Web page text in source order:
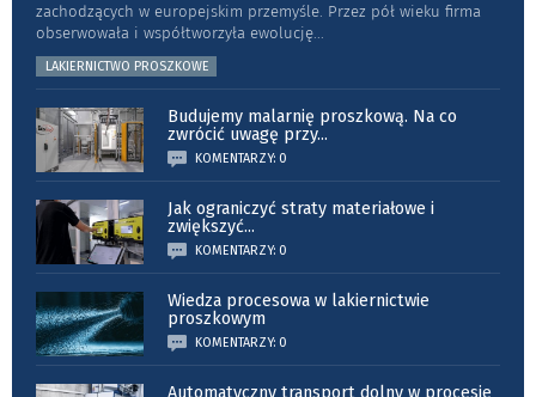
zachodzących w europejskim przemyśle. Przez pół wieku firma
obserwowała i współtworzyła ewolucję
LAKIERNICTWO PROSZKOWE
Budujemy malarnię proszkową. Na co
zwrócić uwagę przy...
KOMENTARZY: 0
Jak ograniczyć straty materiałowe i
zwiększyć...
KOMENTARZY: 0
Wiedza procesowa w lakiernictwie
proszkowym
KOMENTARZY: 0
Automatyczny transport dolny w procesie